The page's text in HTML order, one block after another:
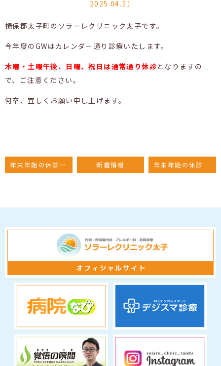
2025.04.21
揖保郡太子町のソラーレクリニック太子です。
今年度のGWはカレンダー通り診療いたします。
木曜・土曜午後、日曜、祝日は通常通り休診となりますの
で、ご注意ください。
何卒、宜しくお願い申し上げます。
年末年始の休診のお知らせ 新着情報 年末年始の休診のお知らせ